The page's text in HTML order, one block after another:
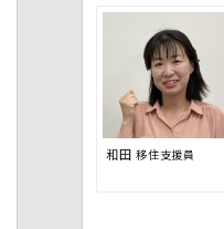
和田移住支援員